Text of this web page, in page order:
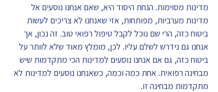
מדינות מסוימות. הנחת היסוד היא, שאם אנחנו נוסעים אל
מדינות מערביות, מפותחות, אזי שאנחנו לא צריכים לעשות
ביטוח כזה, הרי שם נוכל לקבל טיפול רפואי טוב. זה נכון, אך
אנחנו גם נידרש לשלם עליו. לכן, מומלץ מאוד שלא לוותר על
ביטוח כזה, גם אם אנחנו נוסעים למדינות הכי מתקדמות שיש
מבחינה רפואית. אחת כמה וכמה, כשאנחנו נוסעים למדינות לא
מתקדמות מבחינה זו.